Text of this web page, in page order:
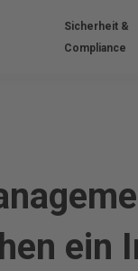
Sicherheit &
Compliance
ein